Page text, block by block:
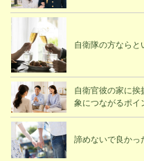
自衛隊の方ならと
自衛官彼の家に挨
象につながるポイ
諦めないで良かっ